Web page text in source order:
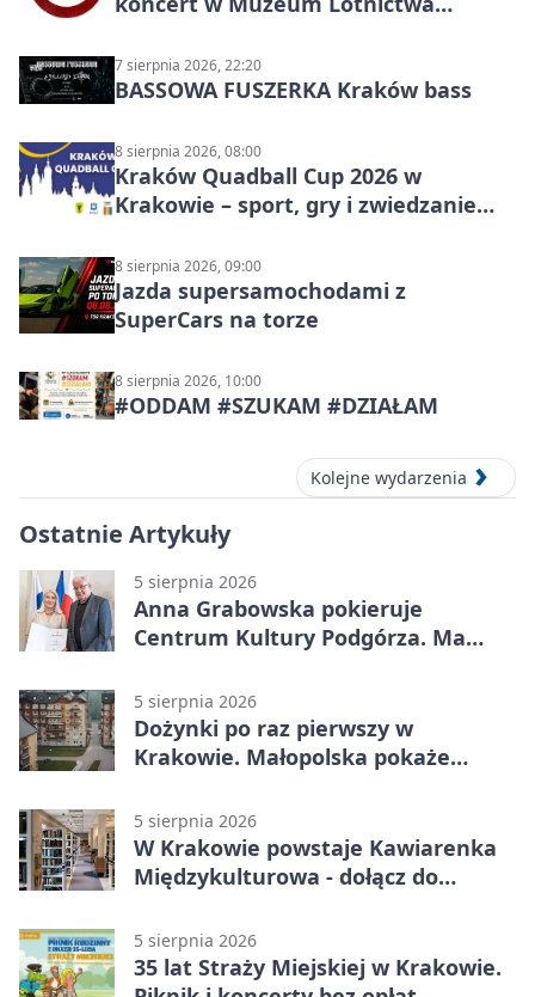
7 sierpnia 2026, 22:20
BASSOWA FUSZERKA Kraków bass
8 sierpnia 2026, 08:00
Kraków Quadball Cup 2026 w
Krakowie – sport, gry i zwiedzanie
8 sierpnia 2026, 09:00
Jazda supersamochodami z
SuperCars na torze
8 sierpnia 2026, 10:00
#ODDAM #SZUKAM #DZIAŁAM
Kolejne wydarzenia
Ostatnie Artykuły
5 sierpnia 2026
Anna Grabowska pokieruje
Centrum Kultury Podgórza. Ma
5 sierpnia 2026
Dożynki po raz pierwszy w
Krakowie. Małopolska pokaże
5 sierpnia 2026
W Krakowie powstaje Kawiarenka
Międzykulturowa - dołącz do
5 sierpnia 2026
35 lat Straży Miejskiej w Krakowie.